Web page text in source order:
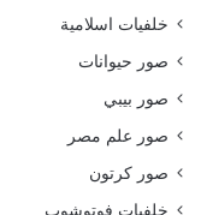
خلفيات اسلامية
صور حيوانات
صور بيبي
صور علم مصر
صور كرتون
خلفيات فوتوشوب